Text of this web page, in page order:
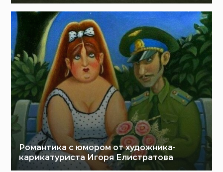
Романтика с юмором от художника-
карикатуриста Игоря Елистратова